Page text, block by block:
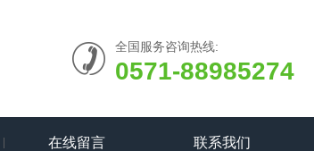
全国服务咨询热线:
0571-88985274
在线留言 联系我们